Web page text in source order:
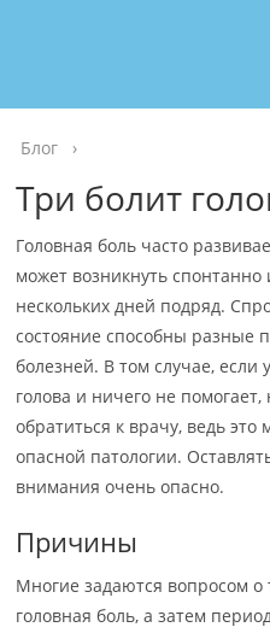
Блог ›
Три болит
Головная боль часто
может возникнуть
нескольких дней подряд.
состояние способны разные
болезней. В том случае, если
голова и ничего не
обратиться к врачу, ведь
опасной патологии.
внимания очень опасно.
Причины
Многие задаются вопросом о
головная боль, а затем